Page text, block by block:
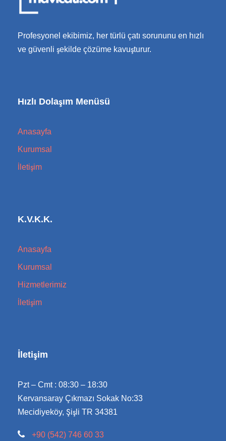
Profesyonel ekibimiz, her türlü çatı sorununu en hızlı
ve güvenli şekilde çözüme kavuşturur.
Hızlı Dolaşım Menüsü
Anasayfa
Kurumsal
İletişim
K.V.K.K.
Anasayfa
Kurumsal
Hizmetlerimiz
İletişim
İletişim
Pzt – Cmt : 08:30 – 18:30
Kervansaray Çıkmazı Sokak No:33
Mecidiyeköy, Şişli TR 34381
+90 (542) 746 60 33